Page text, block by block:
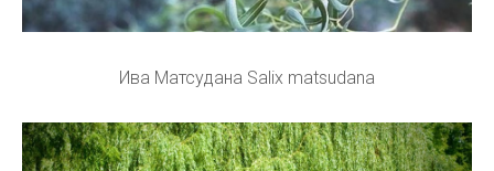
Ива Матсудана Salix matsudana